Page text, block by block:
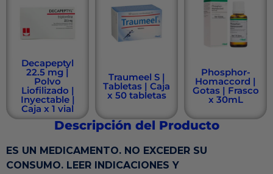
Decapeptyl
22.5 mg |
Polvo
Liofilizado |
Inyectable |
Caja x 1 vial
Traumeel S |
Tabletas | Caja
x 50 tabletas
Phosphor-
Homaccord |
Gotas | Frasco
x 30mL
Descripción del Producto
ES UN MEDICAMENTO. NO EXCEDER SU
CONSUMO. LEER INDICACIONES Y